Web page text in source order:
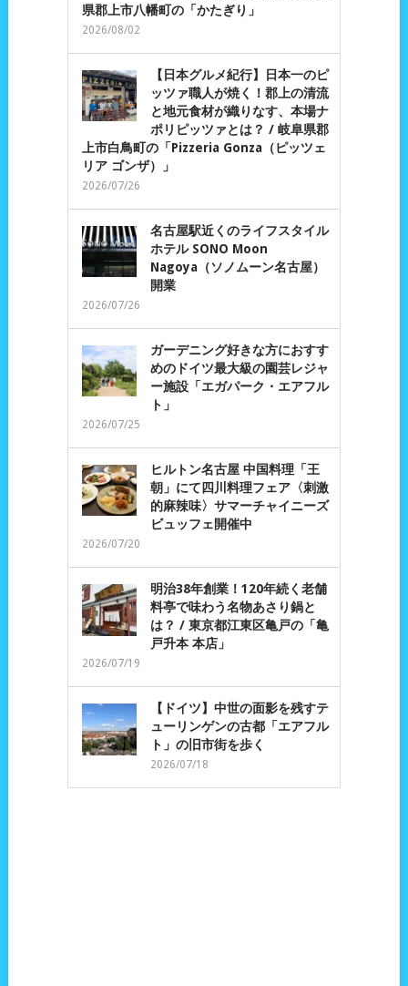
県郡上市八幡町の「かたぎり」
2026/08/02
【日本グルメ紀行】日本一のピ
ッツァ職人が焼く！郡上の清流
と地元食材が織りなす、本場ナ
ポリピッツァとは？ / 岐阜県郡
上市白鳥町の「Pizzeria Gonza（ピッツェ
リア ゴンザ）」
2026/07/26
名古屋駅近くのライフスタイル
ホテル SONO Moon
Nagoya（ソノムーン名古屋）
開業
2026/07/26
ガーデニング好きな方におすす
めのドイツ最大級の園芸レジャ
ー施設「エガパーク・エアフル
ト」
2026/07/25
ヒルトン名古屋 中国料理「王
朝」にて四川料理フェア〈刺激
的麻辣味〉サマーチャイニーズ
ビュッフェ開催中
2026/07/20
明治38年創業！120年続く老舗
料亭で味わう名物あさり鍋と
は？ / 東京都江東区亀戸の「亀
戸升本 本店」
2026/07/19
【ドイツ】中世の面影を残すテ
ューリンゲンの古都「エアフル
ト」の旧市街を歩く
2026/07/18